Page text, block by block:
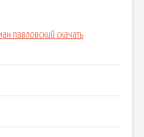
павловский скачать